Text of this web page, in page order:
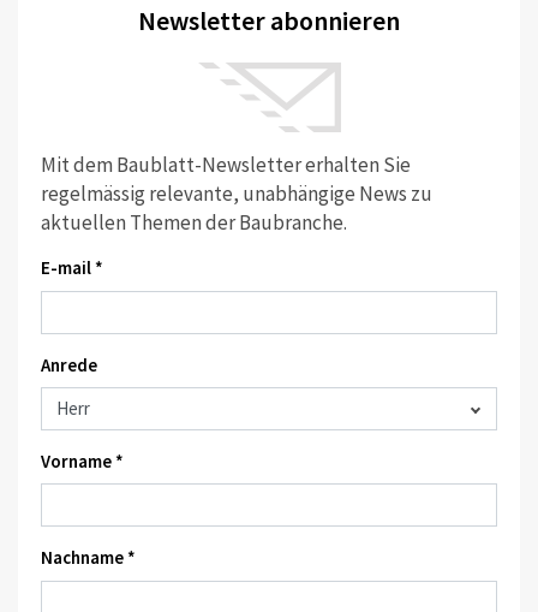
Newsletter abonnieren
Mit dem Baublatt-Newsletter erhalten Sie
regelmässig relevante, unabhängige News zu
aktuellen Themen der Baubranche.
E-mail *
Anrede
Vorname *
Nachname *